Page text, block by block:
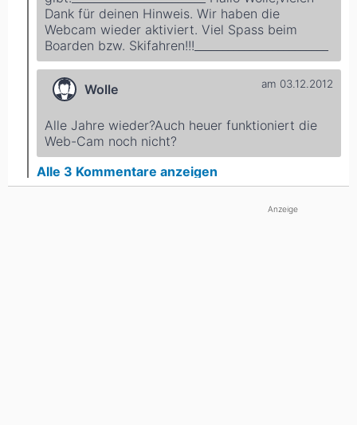
Dank für deinen Hinweis. Wir haben die
Webcam wieder aktiviert. Viel Spass beim
Boarden bzw. Skifahren!!!________________________
Wolle am 03.12.2012
Alle Jahre wieder?Auch heuer funktioniert die
Web-Cam noch nicht?
Alle 3 Kommentare anzeigen
Anzeige